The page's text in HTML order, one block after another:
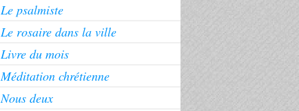
Le psalmiste
Le rosaire dans la ville
Livre du mois
Méditation chrétienne
Nous deux